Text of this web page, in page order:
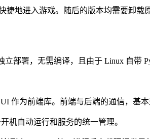
地进入游戏。随后的版本均需要卸载
部署，无需编译，且由于 Linux 自带
作为前端库。前端与后端的通信，基本
机自动运行和服务的统一管理。